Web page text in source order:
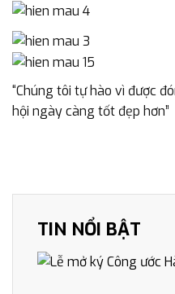
“Chúng tôi tự hào vì được
hội ngày càng tốt đẹp hơn”
TIN NỔI BẬT